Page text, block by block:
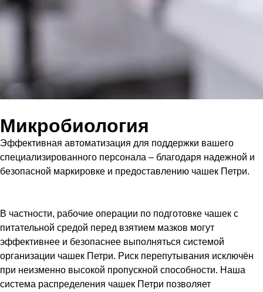
Микробиология
Эффективная автоматизация для поддержки вашего
специализированного персонала – благодаря надежной и
безопасной маркировке и предоставлению чашек Петри.
В частности, рабочие операции по подготовке чашек с
питательной средой перед взятием мазков могут
эффективнее и безопаснее выполняться системой
организации чашек Петри. Риск перепутывания исключён
при неизменно высокой пропускной способности. Наша
система распределения чашек Петри позволяет